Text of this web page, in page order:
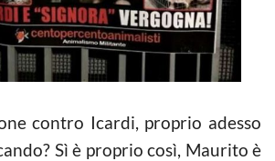
contro Icardi, proprio adesso
Sì è proprio così, Maurito è